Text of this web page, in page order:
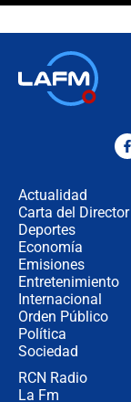
Actualidad
Carta del Director
Deportes
Economía
Emisiones
Entretenimiento
Internacional
Orden Público
Política
Sociedad
RCN Radio
La Fm